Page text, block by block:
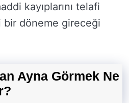
kayıplarını telafi
döneme gireceği
Ayna Görmek Ne